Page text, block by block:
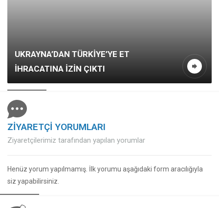
UKRAYNA’DAN TÜRKİYE’YE ET
İHRACATINA İZİN ÇIKTI
ZİYARETÇİ YORUMLARI
Ziyaretçilerimiz tarafından yapılan yorumlar
Henüz yorum yapılmamış. İlk yorumu aşağıdaki form aracılığıyla
siz yapabilirsiniz.